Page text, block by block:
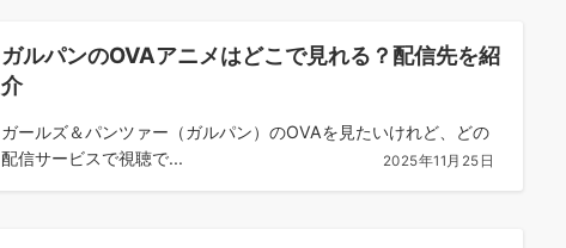
ガルパンのOVAアニメはどこで見れる？配信先を紹
介
ガールズ＆パンツァー（ガルパン）のOVAを見たいけれど、どの
配信サービスで視聴で...
2025年11月25日